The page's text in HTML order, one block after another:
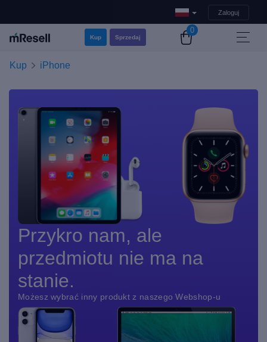
Zaloguj
Kup Sprzedaj
0
Kup iPhone
Przykro nam, ale
przedmiotu nie ma na
stanie.
Możesz wybrać inny produkt z naszego Webshop-u